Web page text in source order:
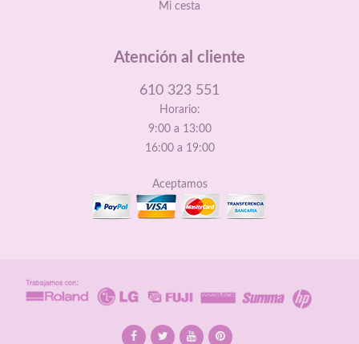
Mi cesta
Atención al cliente
610 323 551
Horario:
9:00 a 13:00
16:00 a 19:00
Aceptamos